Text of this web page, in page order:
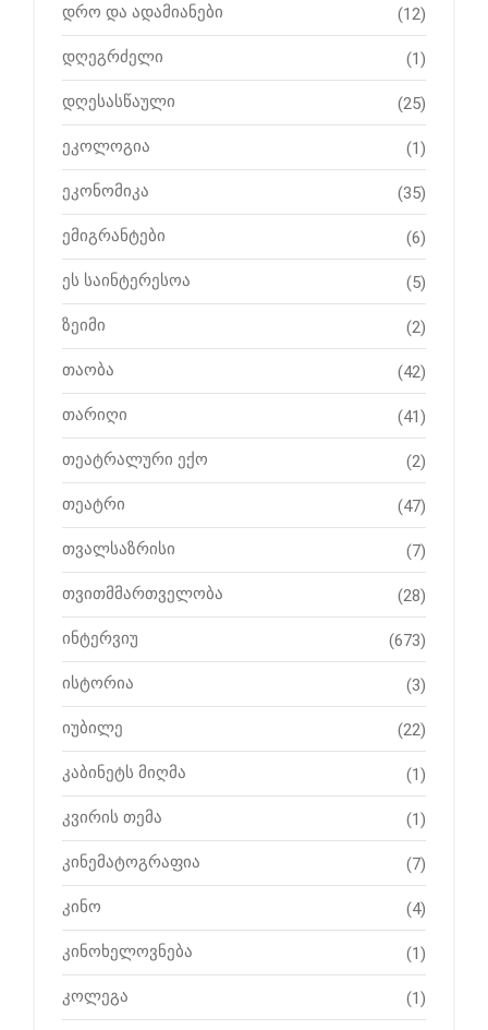
დრო და ადამიანები (12)
დღეგრძელი (1)
დღესასწაული (25)
ეკოლოგია (1)
ეკონომიკა (35)
ემიგრანტები (6)
ეს საინტერესოა (5)
ზეიმი (2)
თაობა (42)
თარიღი (41)
თეატრალური ექო (2)
თეატრი (47)
თვალსაზრისი (7)
თვითმმართველობა (28)
ინტერვიუ (673)
ისტორია (3)
იუბილე (22)
კაბინეტს მიღმა (1)
კვირის თემა (1)
კინემატოგრაფია (7)
კინო (4)
კინოხელოვნება (1)
კოლეგა (1)